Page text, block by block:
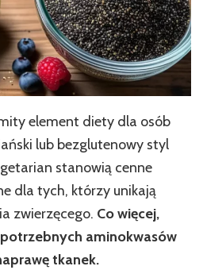
element diety dla osób
lub bezglutenowy styl
stanowią cenne
dla tych, którzy unikają
zwierzęcego. Co więcej,
aminokwasów
tkanek.